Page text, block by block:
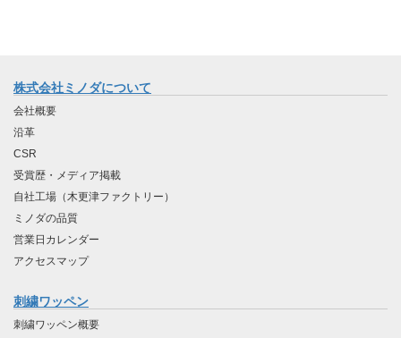
株式会社ミノダについて
会社概要
沿革
CSR
受賞歴・メディア掲載
自社工場（木更津ファクトリー）
ミノダの品質
営業日カレンダー
アクセスマップ
刺繍ワッペン
刺繍ワッペン概要